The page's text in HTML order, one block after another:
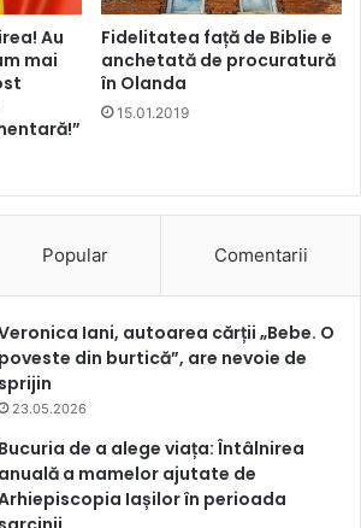
Au
mai
Fidelitatea față de Biblie e
anchetată de procuratură
în Olanda
15.01.2019
Popular Comentarii
Iani, autoarea cărții „Bebe. O
poveste din burtică”, are nevoie de
sprijin
23.05.2026
Bucuria de a alege viața: Întâlnirea
anuală a mamelor ajutate de
Iașilor în perioada